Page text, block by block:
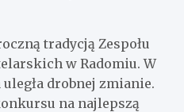
tradycją Zespołu
w Radomiu. W
drobnej zmianie.
na najlepszą